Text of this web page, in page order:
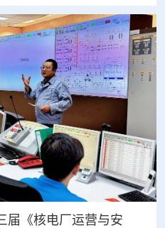
届《核电厂运营与安